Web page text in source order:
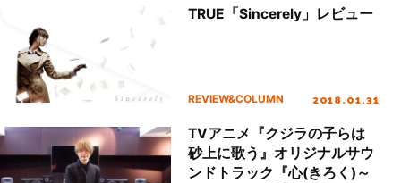
TRUE「Sincerely」レビュー
REVIEW&COLUMN 2018.01.31
TVアニメ『クジラの子らは
砂上に歌う』オリジナルサウ
ンドトラック『心(きろく)～